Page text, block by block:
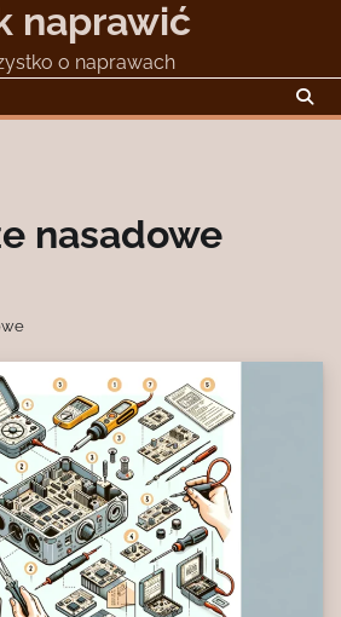
naprawić
o naprawach
nasadowe